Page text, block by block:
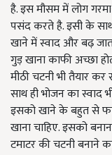
है. इस मौसम में लोग
पसंद करते है. इसी के
खाने में स्वाद और बढ़
गुड़ खाना काफी अच्छा
मीठी चटनी भी तैयार
साथ ही भोजन का स्वाद
इसको खाने के बहुत से
खाना चाहिए. इसको
टमाटर की चटनी बनाने